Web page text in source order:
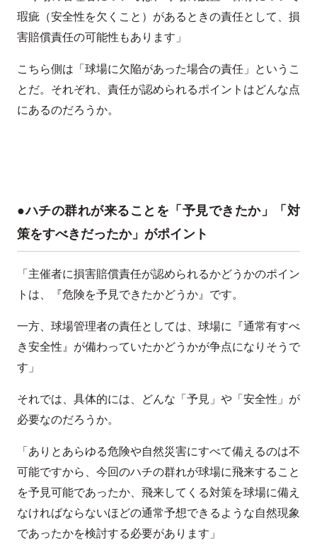
瑕疵（安全性を欠くこと）があるときの責任として、損
害賠償責任の可能性もあります」
こちら側は「球場に欠陥があった場合の責任」というこ
とだ。それぞれ、責任が認められるポイントはどんな点
にあるのだろうか。
●ハチの群れが来ることを「予見できたか」「対
策をすべきだったか」がポイント
「主催者に損害賠償責任が認められるかどうかのポイン
トは、『危険を予見できたかどうか』です。
一方、球場管理者の責任としては、球場に『通常有すべ
き安全性』が備わっていたかどうかが争点になりそうで
す」
それでは、具体的には、どんな「予見」や「安全性」が
必要なのだろうか。
「ありとあらゆる危険や自然災害にすべて備えるのは不
可能ですから、今回のハチの群れが球場に飛来すること
を予見可能であったか、飛来してくる対策を球場に備え
なければならないほどの通常予想できるような自然現象
であったかを検討する必要があります」